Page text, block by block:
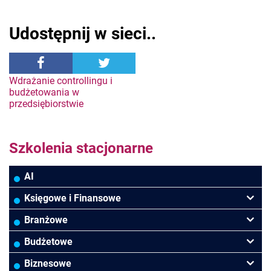
Udostępnij w sieci..
Nawigacja
wpisu
Wdrażanie controllingu i
budżetowania w
przedsiębiorstwie
Szkolenia stacjonarne
AI
Księgowe i Finansowe
Podatki VAT/CIT/PIT
Rachunkowość
Finanse
Branżowe
Banki
Budowlana/Deweloperska
Budżetowe
Rachunkowość budżetowa
Biznesowe